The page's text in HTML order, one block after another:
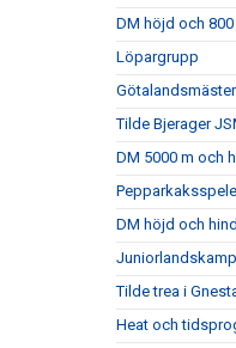
DM höjd och
Löpargrupp
Tilde Bjerager
DM 5000 m och
DM höjd och
Tilde trea i
Heat och